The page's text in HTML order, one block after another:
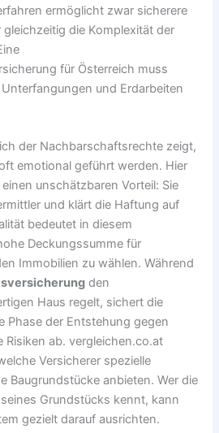
ermöglicht zwar sicherere
die Komplexität der
für Österreich muss
und Erdarbeiten
der Nachbarschaftsrechte zeigt,
emotional geführt werden. Hier
unschätzbaren Vorteil: Sie
und klärt die Haftung auf
bedeutet in diesem
Deckungssumme für
Immobilien zu wählen. Während
den
Haus regelt, sichert die
Phase der Entstehung gegen
Risiken ab. vergleichen.co.at
Versicherer spezielle
Baugrundstücke anbieten. Wer die
Grundstücks kennt, kann
gezielt darauf ausrichten.